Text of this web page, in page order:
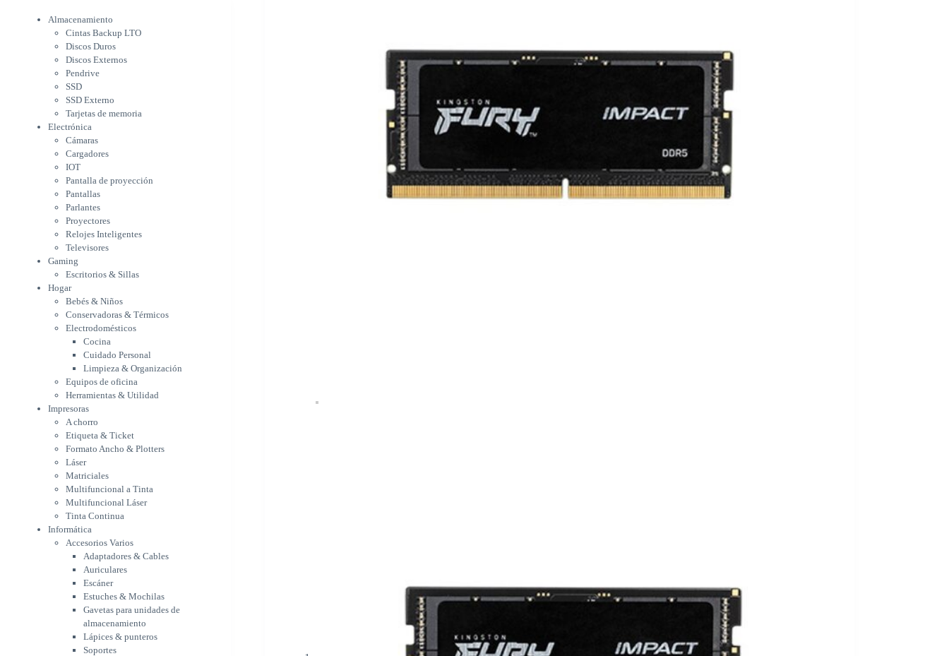
Cámaras
Cargadores
IOT
Pantalla de proyección
Pantallas
Parlantes
Proyectores
Relojes Inteligentes
Televisores
Gaming
Escritorios & Sillas
Hogar
Bebés & Niños
Conservadoras & Térmicos
Electrodomésticos
Cocina
Cuidado Personal
Equipos de oficina
Impresoras
A chorro
Etiqueta & Ticket
Formato Ancho & Plotters
Láser
Matriciales
Multifuncional a Tinta
Multifuncional Láser
Tinta Continua
Informática
Accesorios Varios
Adaptadores & Cables
Auriculares
Escáner
Estuches & Mochilas
Gavetas para unidades de
Lápices & punteros
Soportes
WebCam
Componentes para PC
Fuentes
Gabinetes
Kit Mouses & Teclados
Memoria RAM
Monitores
Almacenamiento
Cintas Backup LTO
Discos Duros
Discos Externos
Pendrive
SSD
SSD Externo
Tarjetas de memoria
Electrónica
Cámaras
Cargadores
IOT
Pantalla de proyección
Pantallas
Parlantes
Proyectores
Relojes Inteligentes
Televisores
Gaming
Escritorios & Sillas
Hogar
Bebés & Niños
Conservadoras & Térmicos
Electrodomésticos
Cocina
Cuidado Personal
Limpieza & Organización
Equipos de oficina
Herramientas & Utilidad
Impresoras
A chorro
Etiqueta & Ticket
Formato Ancho & Plotters
Láser
Matriciales
Multifuncional a Tinta
Multifuncional Láser
Tinta Continua
Informática
Accesorios Varios
Adaptadores & Cables
Auriculares
Escáner
Estuches & Mochilas
Gavetas para unidades de
almacenamiento
Lápices & punteros
Soportes